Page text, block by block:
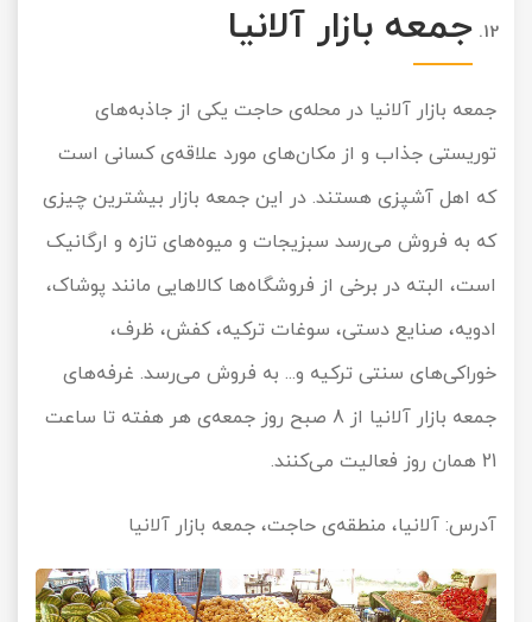
جمعه بازار آلانیا
جمعه بازار آلانیا در محله‌ی حاجت یکی از جاذبه‌های
توریستی جذاب و از مکان‌های مورد علاقه‌ی کسانی است
که اهل آشپزی هستند. در این جمعه بازار بیشترین چیزی
که به فروش می‌رسد سبزیجات و میوه‌های تازه و ارگانیک
است، البته در برخی از فروشگاه‌ها کالاهایی مانند پوشاک،
ادویه، صنایع دستی، سوغات ترکیه، کفش، ظرف،
خوراکی‌های سنتی ترکیه و... به فروش می‌رسد. غرفه‌های
جمعه بازار آلانیا از 8 صبح روز جمعه‌ی هر هفته تا ساعت
21 همان روز فعالیت می‌کنند.
آدرس: آلانیا، منطقه‌ی حاجت، جمعه بازار آلانیا